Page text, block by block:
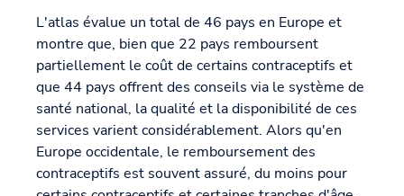
L'atlas évalue un total de 46 pays en Europe et
montre que, bien que 22 pays remboursent
partiellement le coût de certains contraceptifs et
que 44 pays offrent des conseils via le système de
santé national, la qualité et la disponibilité de ces
services varient considérablement. Alors qu'en
Europe occidentale, le remboursement des
contraceptifs est souvent assuré, du moins pour